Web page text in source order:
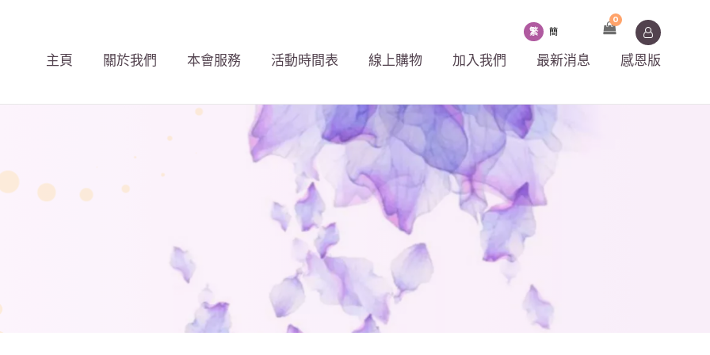
主頁 關於我們 本會服務 活動時間表 線上購物 加入我們 最新消息 感恩版
繁 簡
0